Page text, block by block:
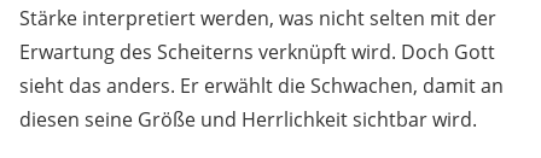
Stärke interpretiert werden, was nicht selten mit der
Erwartung des Scheiterns verknüpft wird. Doch Gott
sieht das anders. Er erwählt die Schwachen, damit an
diesen seine Größe und Herrlichkeit sichtbar wird.